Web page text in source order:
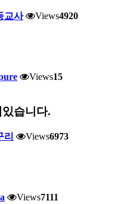
교사 Views4920
Views15
습니다.
리 Views6973
Views7111